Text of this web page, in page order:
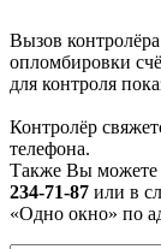
Вызов
опломбировки
для контроля
Контролёр
телефона.
Также Вы можете
234-71-87 или в
«Одно окно» по